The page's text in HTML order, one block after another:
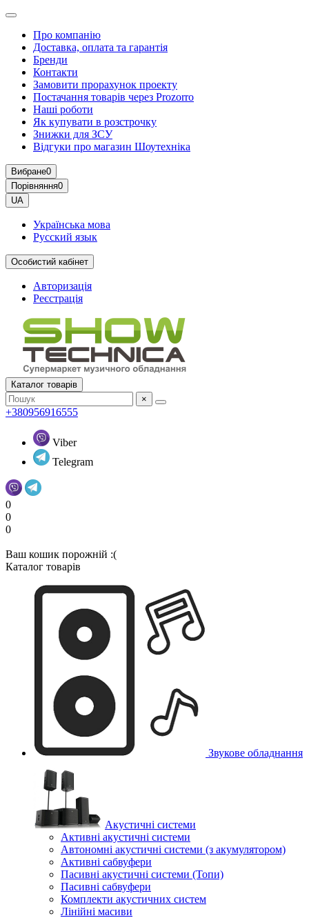
Про компанію
Доставка, оплата та гарантія
Бренди
Контакти
Замовити прорахунок проекту
Постачання товарів через Prozorro
Наші роботи
Як купувати в розстрочку
Знижки для ЗСУ
Відгуки про магазин Шоутехнiка
Вибране0
Порівняння0
UA
Українська мова
Русский язык
Особистий кабінет
Авторизація
Реєстрація
Каталог товарів
×
+380956916555
Viber
Telegram
0
0
0
Ваш кошик порожній :(
Каталог товарів
Звукове обладнання
Акустичні системи
Активні акустичні системи
Автономні акустичні системи (з акумулятором)
Активні сабвуфери
Пасивні акустичні системи (Топи)
Пасивні сабвуфери
Комплекти акустичних систем
Лінійні масиви